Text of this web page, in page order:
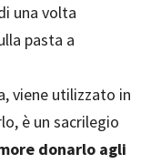
una volta
pasta a
viene utilizzato in
è un sacrilegio
donarlo agli